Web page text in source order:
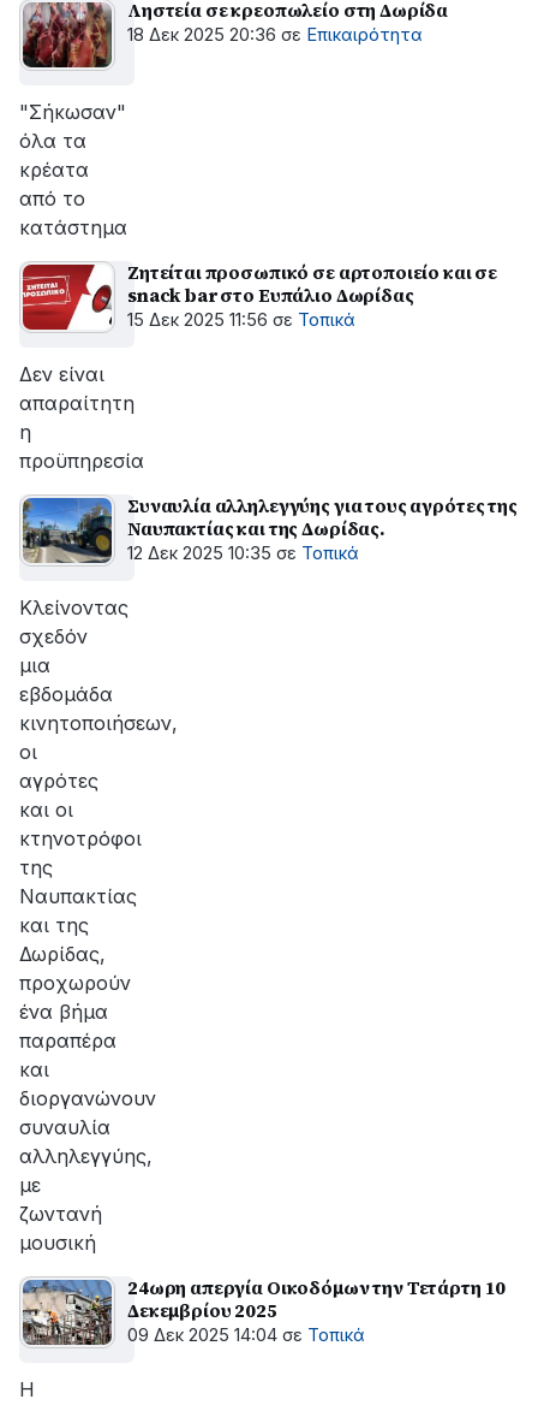
Ληστεία σε κρεοπωλείο στη Δωρίδα
18 Δεκ 2025 20:36 σε Επικαιρότητα
"Σήκωσαν"
όλα τα
κρέατα
από το
κατάστημα
Ζητείται προσωπικό σε αρτοποιείο και σε
snack bar στο Ευπάλιο Δωρίδας
15 Δεκ 2025 11:56 σε Τοπικά
Δεν είναι
απαραίτητη
η
προϋπηρεσία
Συναυλία αλληλεγγύης για τους αγρότες της
Ναυπακτίας και της Δωρίδας.
12 Δεκ 2025 10:35 σε Τοπικά
Κλείνοντας
σχεδόν
μια
εβδομάδα
κινητοποιήσεων,
οι
αγρότες
και οι
κτηνοτρόφοι
της
Ναυπακτίας
και της
Δωρίδας,
προχωρούν
ένα βήμα
παραπέρα
και
διοργανώνουν
συναυλία
αλληλεγγύης,
με
ζωντανή
μουσική
24ωρη απεργία Οικοδόμων την Τετάρτη 10
Δεκεμβρίου 2025
09 Δεκ 2025 14:04 σε Τοπικά
Η